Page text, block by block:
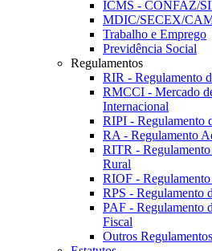
ICMS - CONFAZ/
MDIC/SECEX/
Trabalho e Emprego
Previdência Social
Regulamentos
RIR - Regulamento
RMCCI - Mercado
Internacional
RIPI - Regulamento
RA - Regulamento
RITR -
Rural
RIOF -
RPS - Regulamento
PAF - Regulamento
Fiscal
Outros Regulamentos